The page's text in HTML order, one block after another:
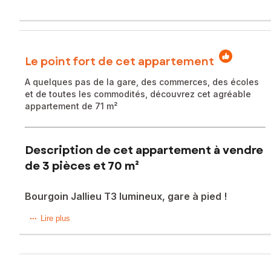
Le point fort de cet appartement
A quelques pas de la gare, des commerces, des écoles
et de toutes les commodités, découvrez cet agréable
appartement de 71 m²
Description de cet appartement à vendre
de 3 pièces et 70 m²
Bourgoin Jallieu T3 lumineux, gare à pied !
Appartement T3 de 71 m² offrant un cadre de vie pratique
Lire plus